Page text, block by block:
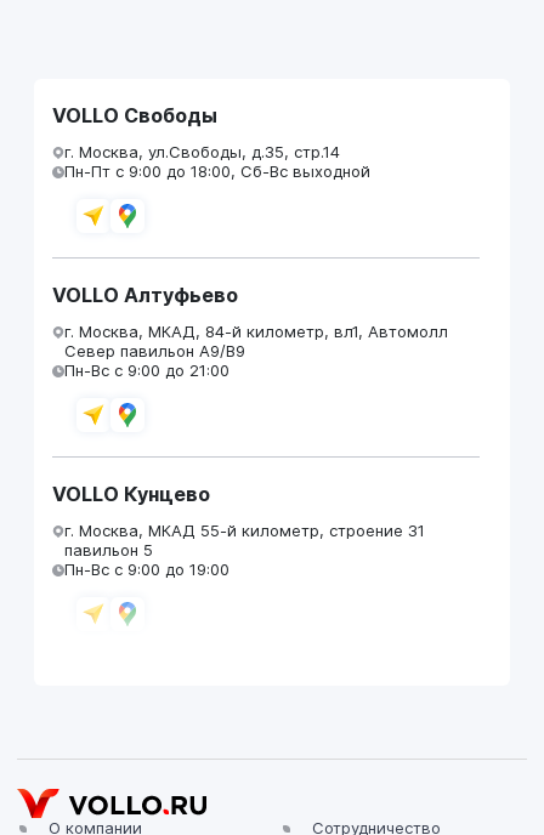
VOLLO Свободы
г. Москва, ул.Свободы, д.35, стр.14
Пн-Пт с 9:00 до 18:00, Сб-Вс выходной
VOLLO Алтуфьево
г. Москва, МКАД, 84-й километр, вл1, Автомолл
Север павильон А9/В9
Пн-Вс с 9:00 до 21:00
VOLLO Кунцево
г. Москва, МКАД 55-й километр, строение 31
павильон 5
Пн-Вс с 9:00 до 19:00
О компании
Сотрудничество